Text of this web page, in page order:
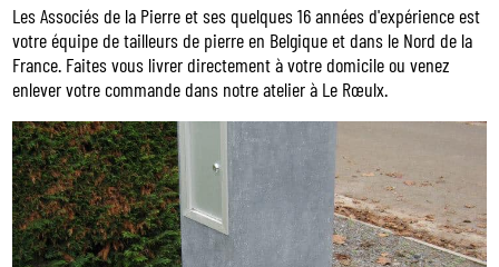
Les Associés de la Pierre et ses quelques 16 années d'expérience est
votre équipe de tailleurs de pierre en Belgique et dans le Nord de la
France. Faites vous livrer directement à votre domicile ou venez
enlever votre commande dans notre atelier à Le Rœulx.